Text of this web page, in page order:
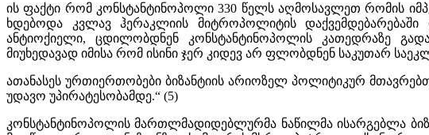
ის ფაქტი რომ კონსტანტინოპოლი 330 წელს აღმოსავლეთ რომის
ხდებოდა კვლავ ჰერაკლიის მიტროპოლიტის
ანტიოქიელი, ცდილობდნენ კონსტანტინოპოლის კათედრაზე
მიუხედავად იმისა რომ ისინი ჯერ კიდევ არ ფლობდნენ საკუთარ
ათანასეს ურთიერთობები ბიზანტიის არიოზელ პოლიტიკურ
უდავო უპირატესობამდე.“ (5)
კონსტანტინოპოლის მართლმადიდებლურმა ნაწილმა ისარგებლა